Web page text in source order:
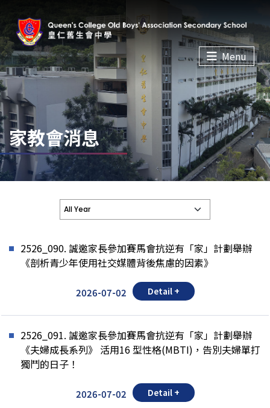
Menu
家教會消息
2526_090. 誠邀家長參加賽馬會抗逆有「家」計劃舉辦
《剖析青少年使用社交媒體背後焦慮的因素》
2026-07-02 Detail +
2526_091. 誠邀家長參加賽馬會抗逆有「家」計劃舉辦
《夫婦成長系列》 活用16 型性格(MBTI)，告別夫婦單打
獨鬥的日子！
2026-07-02 Detail +